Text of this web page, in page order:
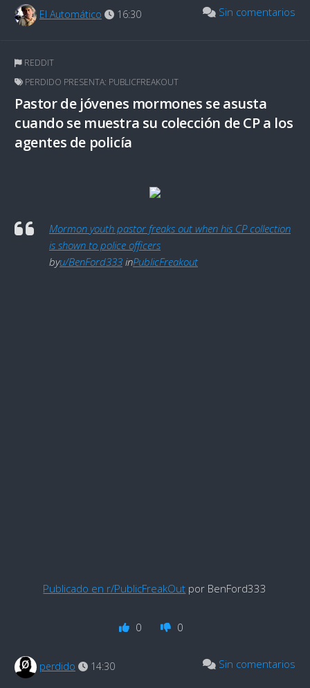
El Automático 16:30 Sin comentarios
REDDIT
PERDIDO PRESENTA: PUBLICFREAKOUT
Pastor de jóvenes mormones se asusta
cuando se muestra su colección de CP a los
agentes de policía
Mormon youth pastor freaks out when his CP collection
is shown to police officers
byu/BenFord333 inPublicFreakout
Publicado en r/PublicFreakOut por BenFord333
0 0
perdido 14:30 Sin comentarios